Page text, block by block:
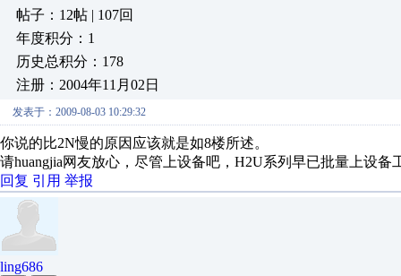
帖子：12帖 | 107回
年度积分：1
历史总积分：178
注册：2004年11月02日
发表于：2009-08-03 10:29:32
你说的比2N慢的原因应该就是如8楼所述。
请huangjia网友放心，尽管上设备吧，H2U系列早已批量上设
回复 引用 举报
ling686